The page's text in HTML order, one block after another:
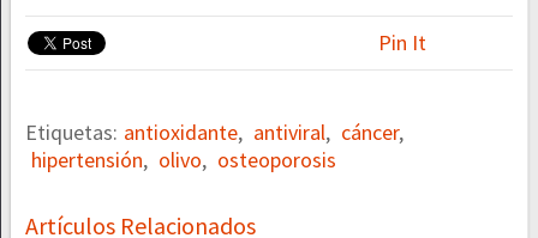
Pin It
Etiquetas: antioxidante, antiviral, cáncer,
hipertensión, olivo, osteoporosis
Artículos Relacionados